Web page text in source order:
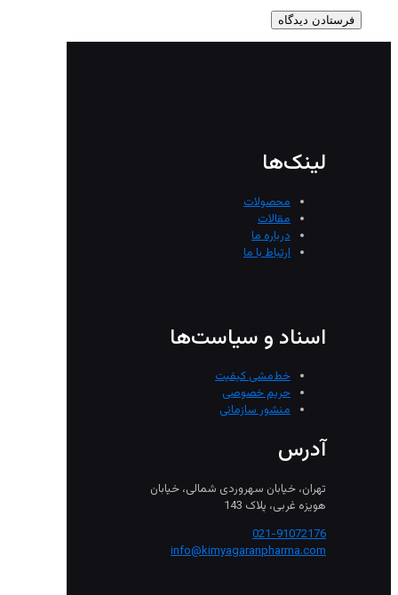
لینک‌ها
محصولات
مقالات
درباره ما
ارتباط با ما
اسناد و سیاست‌ها
خط‌مشی کیفیت
حریم خصوصی
منشور سازمانی
آدرس
تهران، خیابان سهروردی شمالی، خیابان
هویزه غربی، پلاک 143
021-91072176
info@kimyagaranpharma.com